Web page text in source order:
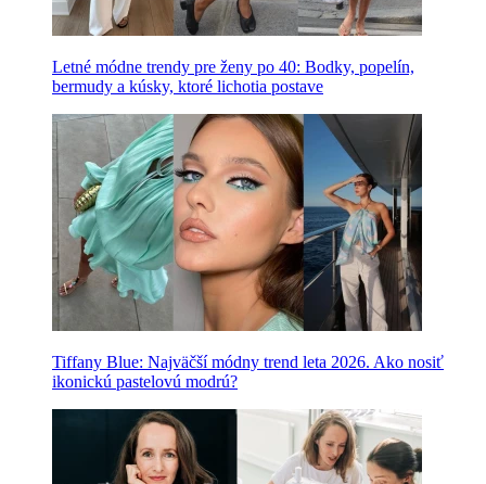
Letné módne trendy pre ženy po 40: Bodky, popelín,
bermudy a kúsky, ktoré lichotia postave
Tiffany Blue: Najväčší módny trend leta 2026. Ako nosiť
ikonickú pastelovú modrú?